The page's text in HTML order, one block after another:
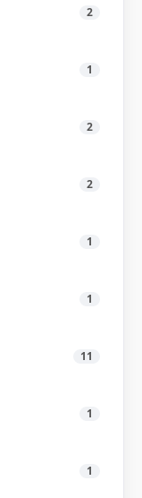
2
1
2
2
1
1
11
1
1